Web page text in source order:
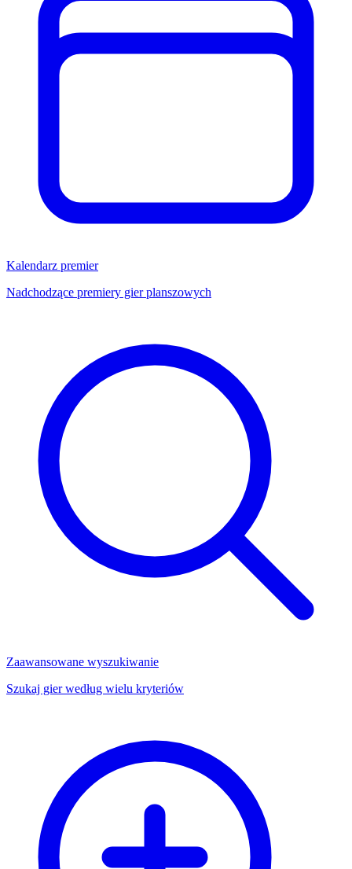
Kalendarz premier
Nadchodzące premiery gier planszowych
Zaawansowane wyszukiwanie
Szukaj gier według wielu kryteriów